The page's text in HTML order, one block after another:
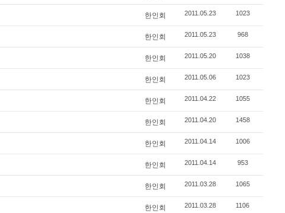
한인회 2011.05.23 1023
한인회 2011.05.23 968
한인회 2011.05.20 1038
한인회 2011.05.06 1023
한인회 2011.04.22 1055
한인회 2011.04.20 1458
한인회 2011.04.14 1006
한인회 2011.04.14 953
한인회 2011.03.28 1065
한인회 2011.03.28 1106